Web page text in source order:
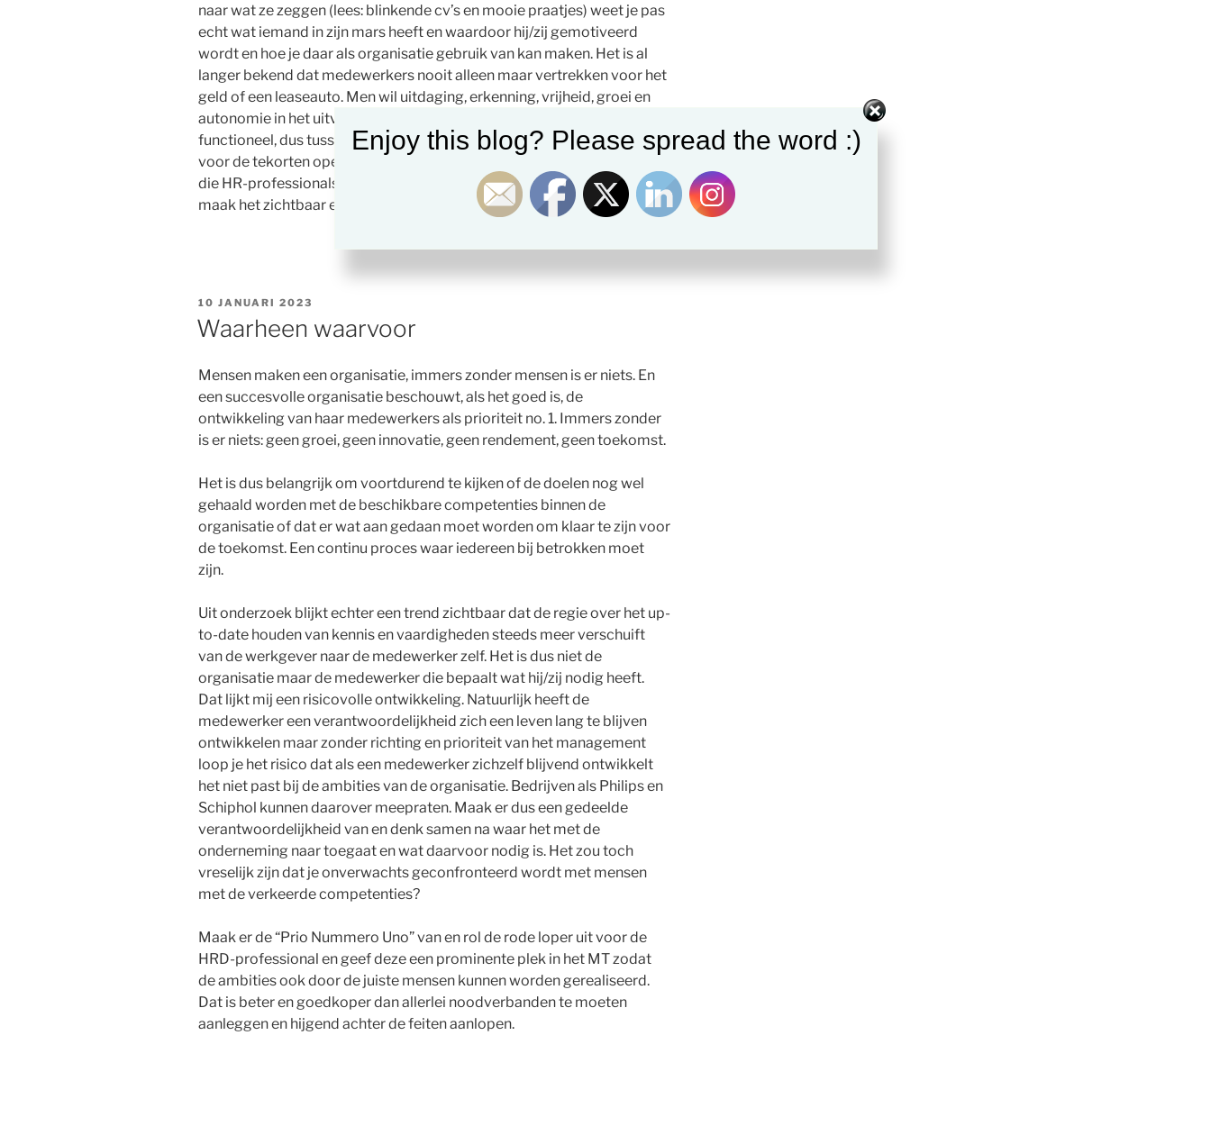
naar wat ze zeggen (lees: blinkende cv’s en mooie praatjes) weet je pas
echt wat iemand in zijn mars heeft en waardoor hij/zij gemotiveerd
wordt en hoe je daar als organisatie gebruik van kan maken. Het is al
langer bekend dat medewerkers nooit alleen maar vertrekken voor het
geld of een leaseauto. Men wil uitdaging, erkenning, vrijheid, groei en
autonomie in het uitvoeren van de taken. En als je dan ook nog cross-
functioneel, dus tussen afdelingen, verbindingen legt is een oplossing
voor de tekorten opeens zichtbaar en dichtbij. Een schone taak voor al
die HR-professionals die naar dat onbenutte potentieel zitten te kijken:
maak het zichtbaar en zet het in.
GEPLAATST
10 JANUARI 2023
Waarheen waarvoor
Mensen maken een organisatie, immers zonder mensen is er niets. En
een succesvolle organisatie beschouwt, als het goed is, de
ontwikkeling van haar medewerkers als prioriteit no. 1. Immers zonder
is er niets: geen groei, geen innovatie, geen rendement, geen toekomst.
Het is dus belangrijk om voortdurend te kijken of de doelen nog wel
gehaald worden met de beschikbare competenties binnen de
organisatie of dat er wat aan gedaan moet worden om klaar te zijn voor
de toekomst. Een continu proces waar iedereen bij betrokken moet
zijn.
Uit onderzoek blijkt echter een trend zichtbaar dat de regie over het up-
to-date houden van kennis en vaardigheden steeds meer verschuift
van de werkgever naar de medewerker zelf. Het is dus niet de
organisatie maar de medewerker die bepaalt wat hij/zij nodig heeft.
Dat lijkt mij een risicovolle ontwikkeling. Natuurlijk heeft de
medewerker een verantwoordelijkheid zich een leven lang te blijven
ontwikkelen maar zonder richting en prioriteit van het management
loop je het risico dat als een medewerker zichzelf blijvend ontwikkelt
het niet past bij de ambities van de organisatie. Bedrijven als Philips en
Schiphol kunnen daarover meepraten. Maak er dus een gedeelde
verantwoordelijkheid van en denk samen na waar het met de
onderneming naar toegaat en wat daarvoor nodig is. Het zou toch
vreselijk zijn dat je onverwachts geconfronteerd wordt met mensen
met de verkeerde competenties?
Maak er de “Prio Nummero Uno” van en rol de rode loper uit voor de
HRD-professional en geef deze een prominente plek in het MT zodat
de ambities ook door de juiste mensen kunnen worden gerealiseerd.
Dat is beter en goedkoper dan allerlei noodverbanden te moeten
aanleggen en hijgend achter de feiten aanlopen.
Enjoy this blog? Please spread the word :)